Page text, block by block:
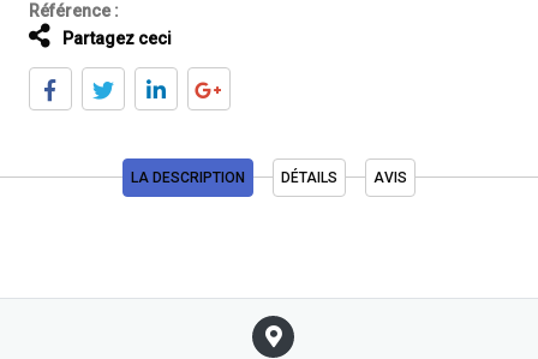
Référence :
Partagez ceci
LA DESCRIPTION DÉTAILS AVIS